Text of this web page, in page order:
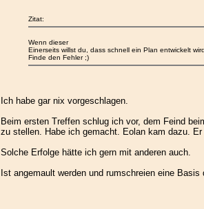
Zitat:
Wenn dieser
Einerseits willst du, dass schnell ein Plan entwickelt
Finde den Fehler ;)
Ich habe gar nix vorgeschlagen.
Beim ersten Treffen schlug ich vor, dem Feind
zu stellen. Habe ich gemacht. Eolan kam dazu.
Solche Erfolge hätte ich gern mit anderen auch.
Ist angemault werden und rumschreien eine